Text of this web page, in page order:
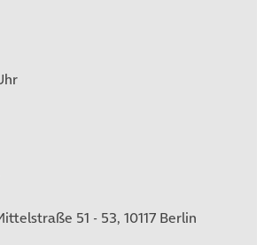
51 - 53, 10117 Berlin